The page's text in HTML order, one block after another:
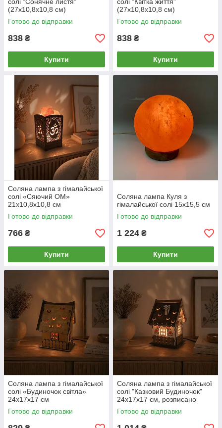
(27х10,8х10,8 cм)
Готово до відправки
838 ₴
Купити
(27х10,8х10,8 см)
Готово до відправки
838 ₴
Купити
Соляна лампа з гімалайської
солі «Сяючий ОМ»
21х10,8х10,8 см
Готово до відправки
766 ₴
Купити
Соляна лампа Куля з
гімалайської солі 15х15,5 см
Готово до відправки
1 224 ₴
Купити
Соляна лампа з гімалайської
солі «Будиночок світла»
24х17х17 см
Готово до відправки
Соляна лампа з гімалайської
солі "Казковий Будиночок"
24х17х17 см, розписано
вручну
Готово до відправки